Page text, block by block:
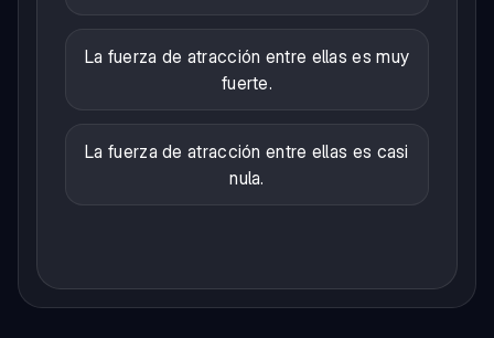
La fuerza de atracción entre ellas es muy
fuerte.
La fuerza de atracción entre ellas es casi
nula.